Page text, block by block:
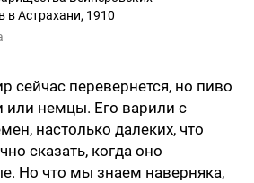
в Астрахани, 1910
перевернется, но пиво
или немцы. Его варили с
настолько далеких, что
сказать, когда оно
Но что мы знаем наверняка,